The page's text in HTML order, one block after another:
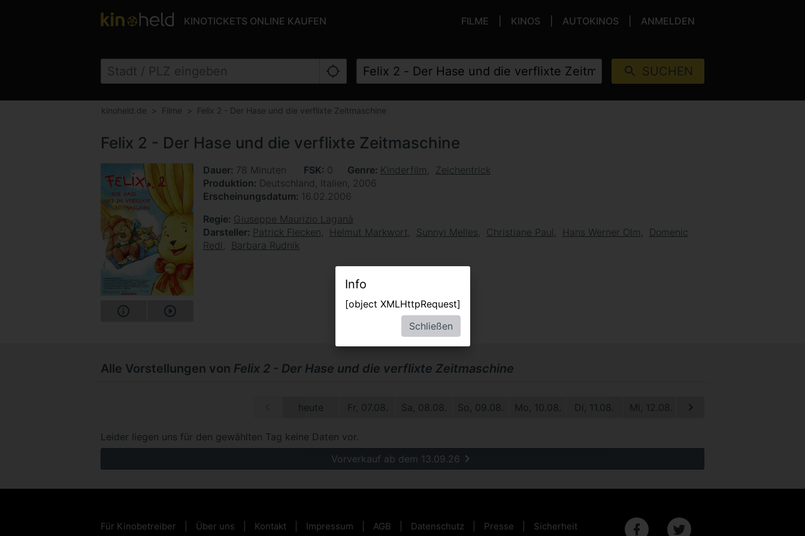
KINOTICKETS ONLINE KAUFEN FILME KINOS AUTOKINOS ANMELDEN
SUCHEN
kinoheld.de Filme Felix 2 - Der Hase und die verflixte Zeitmaschine
Felix 2 - Der Hase und die verflixte Zeitmaschine
Dauer 78 Minuten FSK 0 Genre Kinderfilm
Zeichentrick
Produktion Deutschland, Italien, 2006
Erscheinungsdatum 16.02.2006
Regie Giuseppe Maurizio Laganà
Darsteller Patrick Flecken Helmut Markwort Sunnyi Melles Christiane Paul Hans Werner Olm
Domenic
Redl
Barbara Rudnik
Alle Vorstellungen von Felix 2 - Der Hase und die verflixte Zeitmaschine
heute Fr, 07.08. Sa, 08.08. So, 09.08. Mo, 10.08. Di, 11.08. Mi, 12.08. Do, 13.08.
Leider liegen uns für den gewählten Tag keine Daten vor.
Vorverkauf ab dem 13.09.26
Für Kinobetreiber Über uns Kontakt Impressum AGB Datenschutz Presse Sicherheit
Info
[object XMLHttpRequest]
Schließen